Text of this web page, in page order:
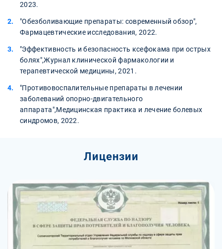
2023.
"Обезболивающие препараты: современный обзор",
Фармацевтические исследования, 2022.
"Эффективность и безопасность ксефокама при острых
болях",Журнал клинической фармакологии и
терапевтической медицины, 2021.
"Противовоспалительные препараты в лечении
заболеваний опорно-двигательного
аппарата",Медицинская практика и лечение болевых
синдромов, 2022.
Лицензии